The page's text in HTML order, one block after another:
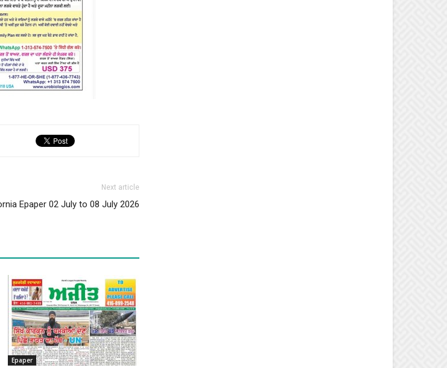
Next article
Epaper 02 July to 08 July 2026
Epaper